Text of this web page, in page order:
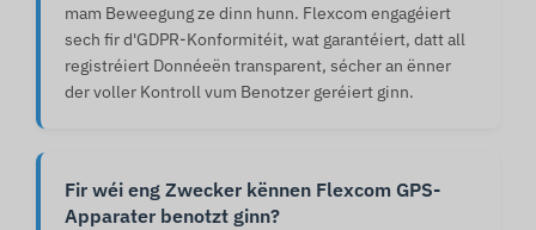
mam Beweegung ze dinn hunn. Flexcom engagéiert
sech fir d'GDPR-Konformitéit, wat garantéiert, datt all
registréiert Donnéeën transparent, sécher an ënner
der voller Kontroll vum Benotzer geréiert ginn.
Fir wéi eng Zwecker kënnen Flexcom GPS-
Apparater benotzt ginn?